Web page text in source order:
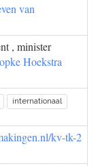
van
, minister
Hoekstra
internationaal
kv-tk-2